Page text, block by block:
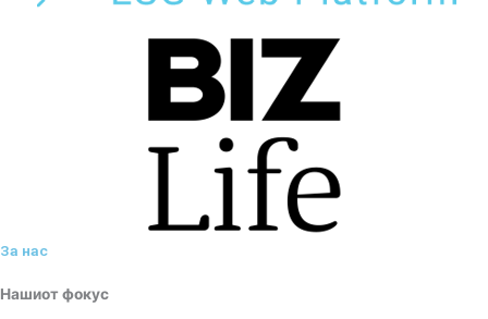
За нас
Нашиот фокус